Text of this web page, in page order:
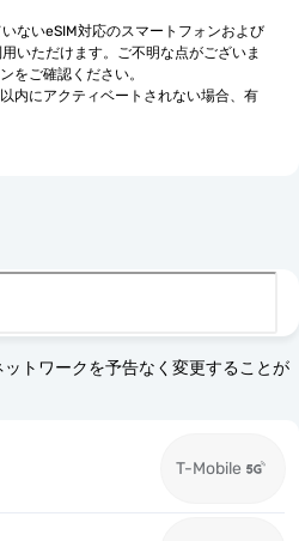
ないeSIM対応のスマートフォンおよび
いただけます。ご不明な点がございま
をご確認ください。
内にアクティベートされない場合、有
トワークを予告なく変更することが
T-Mobile